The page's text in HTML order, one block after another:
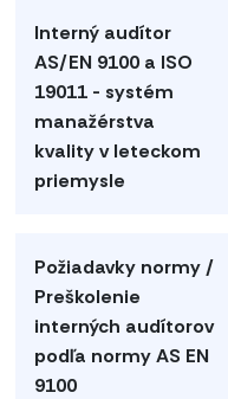
Interný audítor
AS/EN 9100 a ISO
19011 - systém
manažérstva
kvality v leteckom
priemysle
Požiadavky normy /
Preškolenie
interných audítorov
podľa normy AS EN
9100